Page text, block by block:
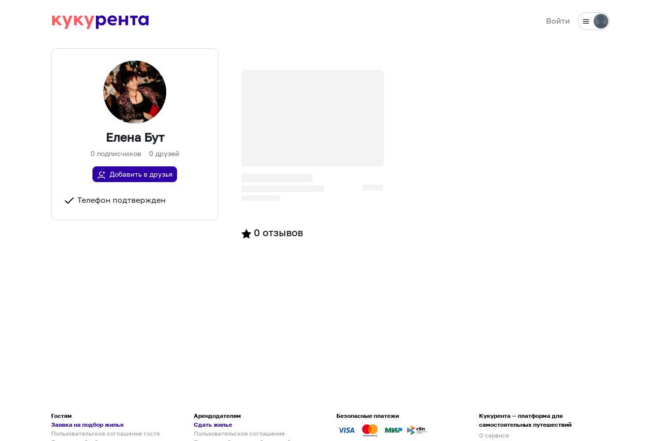
Войти
Елена Бут
0 подписчиков 0 друзей
Добавить в друзья
Телефон подтвержден
0 отзывов
Гостям
Заявка на подбор жилья
Пользовательское соглашение гостя
Арендодателям
Сдать жилье
Пользовательское соглашение
Безопасные платежи
Кукурента — платформа для
самостоятельных путешествий
О сервисе